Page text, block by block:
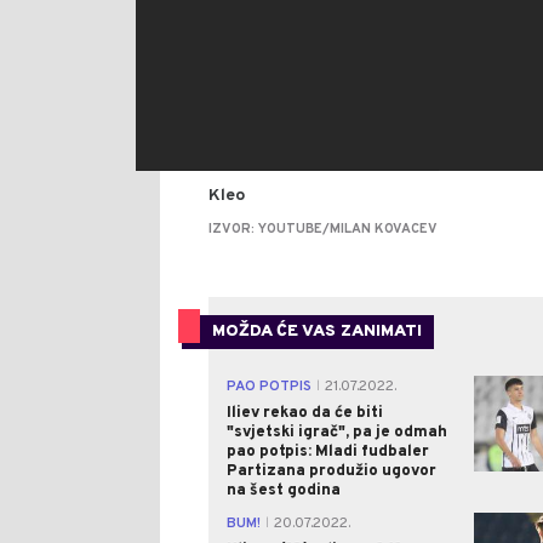
Kleo
IZVOR: YOUTUBE/MILAN KOVACEV
MOŽDA ĆE VAS ZANIMATI
PAO POTPIS
21.07.2022.
Iliev rekao da će biti
"svjetski igrač", pa je odmah
pao potpis: Mladi fudbaler
Partizana produžio ugovor
na šest godina
BUM!
20.07.2022.